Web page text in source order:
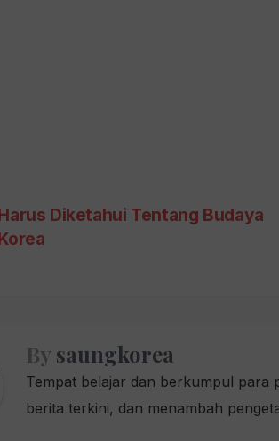
Diketahui Tentang Budaya
By saungkorea
Tempat belajar dan berkumpul para
berita terkini, dan menambah